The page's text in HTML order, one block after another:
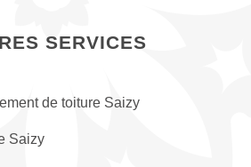
SERVICES
de toiture Saizy
Saizy